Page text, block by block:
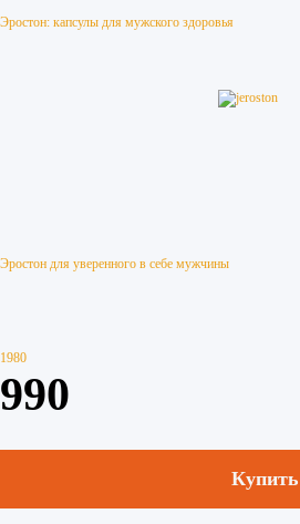
Эростон: капсулы для мужского здоровья
Эростон для уверенного в себе мужчины
1980
990
Купить